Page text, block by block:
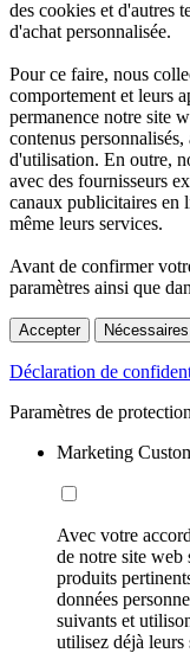
des cookies et d'autres
d'achat personnalisée.
Pour ce faire, nous
comportement et leurs
permanence notre site
contenus
d'utilisation. En outre,
avec des fournisseurs
canaux publicitaires en
même leurs services.
Avant de confirmer
paramètres ainsi que
Accepter
Déclaration de
Paramètres de
Marketing
Avec votre
de notre site web
produits
données
suivants et
utilisez déjà leurs